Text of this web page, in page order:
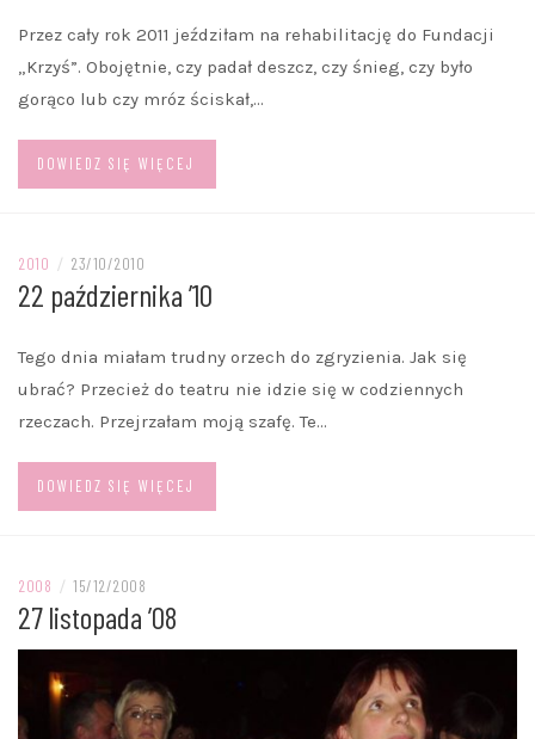
Przez cały rok 2011 jeździłam na rehabilitację do Fundacji
„Krzyś”. Obojętnie, czy padał deszcz, czy śnieg, czy było
gorąco lub czy mróz ściskał,…
DOWIEDZ SIĘ WIĘCEJ
2010 / 23/10/2010
22 października ’10
Tego dnia miałam trudny orzech do zgryzienia. Jak się
ubrać? Przecież do teatru nie idzie się w codziennych
rzeczach. Przejrzałam moją szafę. Te…
DOWIEDZ SIĘ WIĘCEJ
2008 / 15/12/2008
27 listopada ’08